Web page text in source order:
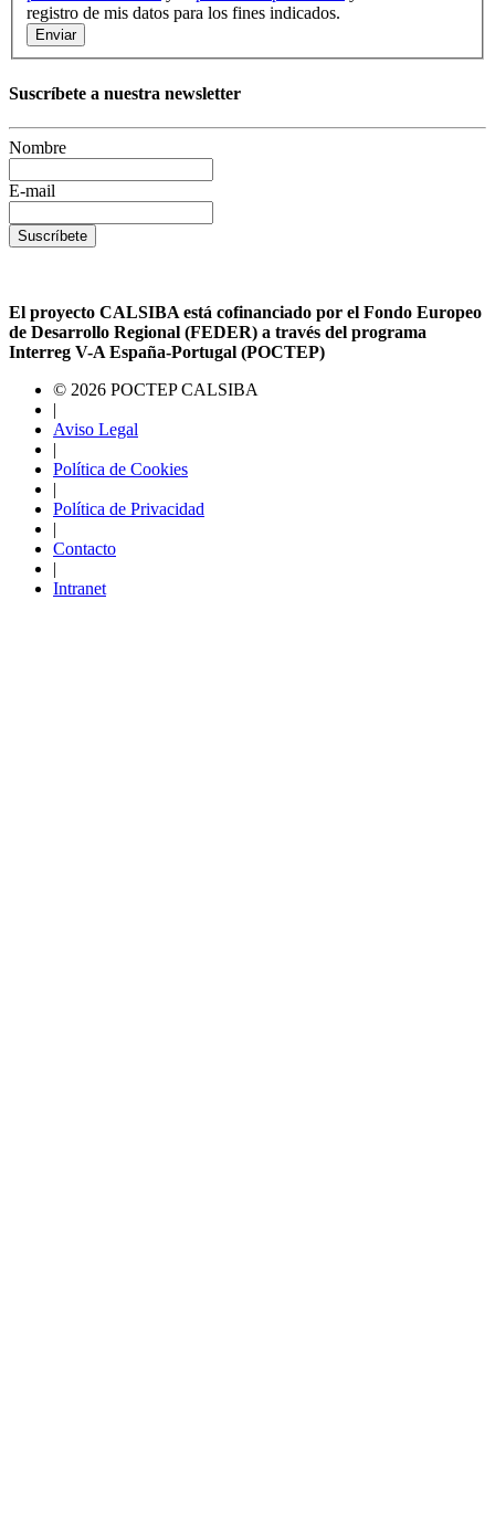
registro de mis datos para los fines indicados.
Enviar
Suscríbete a nuestra newsletter
Nombre
E-mail
Suscríbete
El proyecto CALSIBA está cofinanciado por el Fondo Europeo
de Desarrollo Regional (FEDER) a través del programa
Interreg V-A España-Portugal (POCTEP)
© 2026 POCTEP CALSIBA
|
Aviso Legal
|
Política de Cookies
|
Política de Privacidad
|
Contacto
|
Intranet